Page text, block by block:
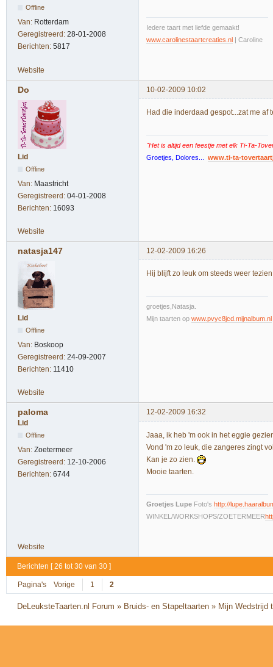
Offline
Van: Rotterdam
Geregistreerd: 28-01-2008
Berichten: 5817
Iedere taart met liefde gemaakt!
www.carolinestaartcreaties.nl | Caroline
Website
Do 10-02-2009 10:02
Lid
Offline
Van: Maastricht
Geregistreerd: 04-01-2008
Berichten: 16093
Had die inderdaad gespot...zat me
"Het is altijd een feestje met elk Ti-Ta-
Groetjes, Dolores...
www.ti-ta-
Website
natasja147 12-02-2009 16:26
Lid
Offline
Van: Boskoop
Geregistreerd: 24-09-2007
Berichten: 11410
Hij blijft zo leuk om steeds weer
groetjes,Natasja.
Mijn taarten op www.pvyc8jcd.mijnalbum.nl
Website
paloma
12-02-2009 16:32
Lid
Offline
Van: Zoetermeer
Geregistreerd: 12-10-2006
Berichten: 6744
Jaaa, ik heb 'm ook in het eggie
Vond 'm zo leuk, die zangeres zingt
Kan je zo zien.
Mooie taarten.
Groetjes Lupe Foto's http://
WINKEL/WORKSHOPS/ZOETERMEER
Website
Berichten [ 26 tot 30 van 30 ]
Pagina's Vorige 1 2
DeLeuksteTaarten.nl Forum » Bruids- en Stapeltaarten » Mijn Wedstrijd